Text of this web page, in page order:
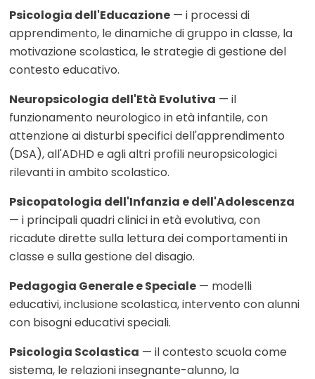
Psicologia dell'Educazione — i processi di
apprendimento, le dinamiche di gruppo in classe, la
motivazione scolastica, le strategie di gestione del
contesto educativo.
Neuropsicologia dell'Età Evolutiva — il
funzionamento neurologico in età infantile, con
attenzione ai disturbi specifici dell'apprendimento
(DSA), all'ADHD e agli altri profili neuropsicologici
rilevanti in ambito scolastico.
Psicopatologia dell'Infanzia e dell'Adolescenza
— i principali quadri clinici in età evolutiva, con
ricadute dirette sulla lettura dei comportamenti in
classe e sulla gestione del disagio.
Pedagogia Generale e Speciale — modelli
educativi, inclusione scolastica, intervento con alunni
con bisogni educativi speciali.
Psicologia Scolastica — il contesto scuola come
sistema, le relazioni insegnante-alunno, la